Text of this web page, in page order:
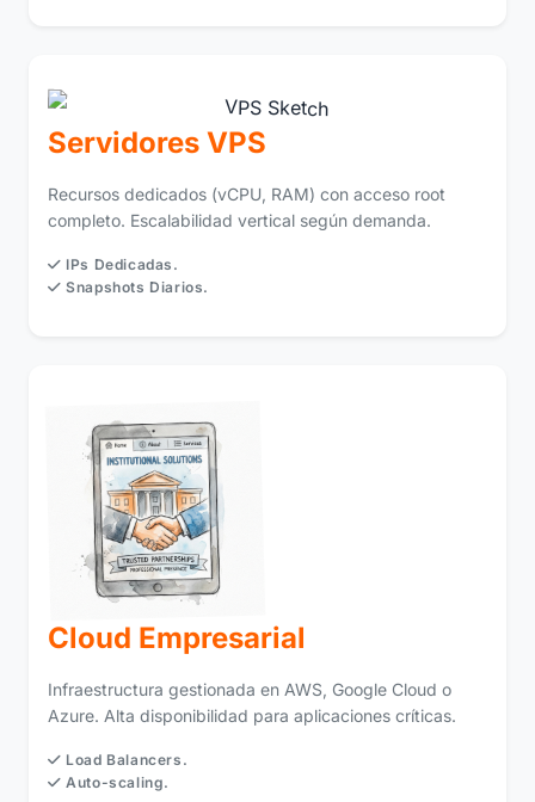
Servidores VPS
Recursos dedicados (vCPU, RAM) con acceso root
completo. Escalabilidad vertical según demanda.
IPs Dedicadas.
Snapshots Diarios.
Cloud Empresarial
Infraestructura gestionada en AWS, Google Cloud o
Azure. Alta disponibilidad para aplicaciones críticas.
Load Balancers.
Auto-scaling.